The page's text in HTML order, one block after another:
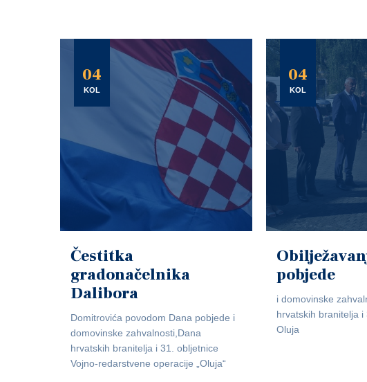
04
KOL
Čestitka
gradonačelnika
Dalibora
Domitrovića povodom Dana pobjede i
domovinske zahvalnosti,Dana
hrvatskih branitelja i 31. obljetnice
Vojno-redarstvene operacije „Oluja“
04
KOL
pobjede
i domovinske
hrvatskih branitelja i
Oluja